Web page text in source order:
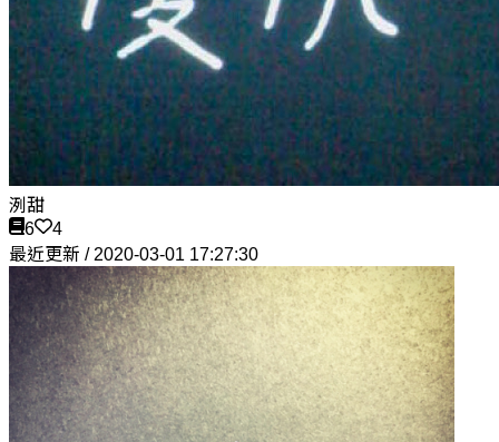
洌甜
6
4
最近更新 / 2020-03-01 17:27:30